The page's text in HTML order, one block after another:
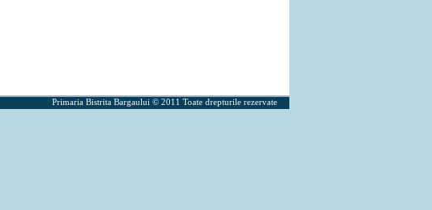
Primaria Bistrita Bargaului © 2011 Toate drepturile rezervate